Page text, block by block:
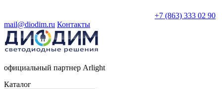
+7 (863) 333 02 90
mail@diodim.ru Контакты
официальный партнер Arlight
Каталог